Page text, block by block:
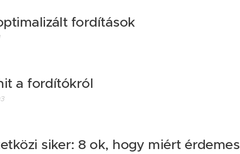
fordítások
a fordítókról
siker: 8 ok, hogy miért érdemes